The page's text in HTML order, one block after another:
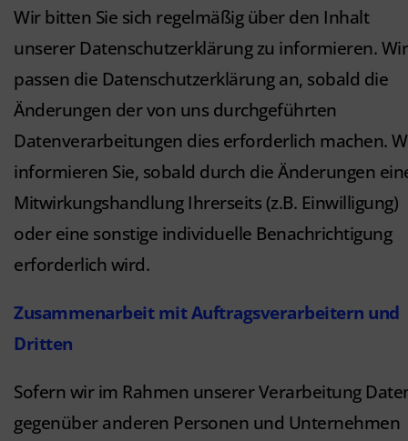
Wir bitten Sie sich regelmäßig über den Inhalt
unserer Datenschutzerklärung zu informieren. Wir
passen die Datenschutzerklärung an, sobald die
Änderungen der von uns durchgeführten
Datenverarbeitungen dies erforderlich machen.
informieren Sie, sobald durch die Änderungen
Mitwirkungshandlung Ihrerseits (z.B. Einwilligung)
oder eine sonstige individuelle Benachrichtigung
erforderlich wird.
Zusammenarbeit mit Auftragsverarbeitern und
Dritten
Sofern wir im Rahmen unserer Verarbeitung
gegenüber anderen Personen und Unternehmen